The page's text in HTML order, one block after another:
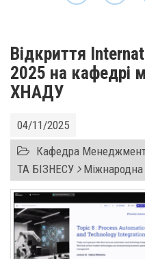
Відкриття
2025 на кафедрі
ХНАДУ
04/11/2025
Кафедра
ТА БІЗНЕСУ Міжнародна